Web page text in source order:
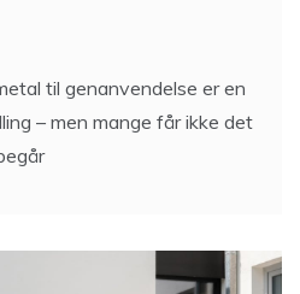
til genanvendelse er en
– men mange får ikke det